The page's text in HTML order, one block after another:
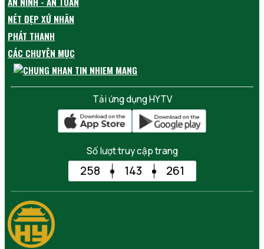
NÉT ĐẸP XỨ NHÃN
PHÁT THANH
CÁC CHUYÊN MỤC
Tải ứng dụng HYTV
Số lượt truy cập trang
258 143 261